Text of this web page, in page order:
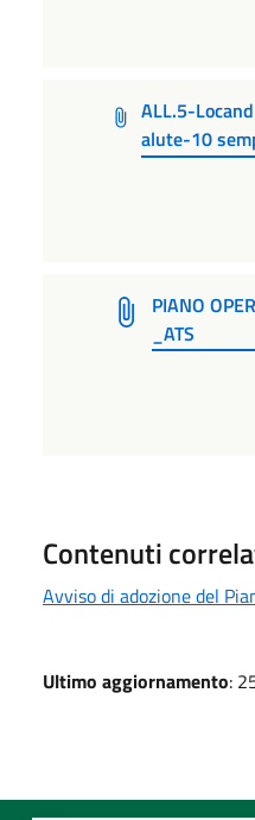
ALL.5-
alute-10
PIANO
_ATS
Contenuti
Avviso di adozione del
Ultimo aggiornamento: